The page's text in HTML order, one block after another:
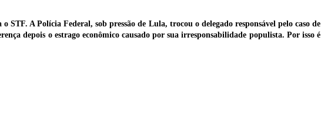
A Polícia Federal, sob pressão de Lula, trocou o delegado responsável pelo caso de
depois o estrago econômico causado por sua irresponsabilidade populista. Por isso é